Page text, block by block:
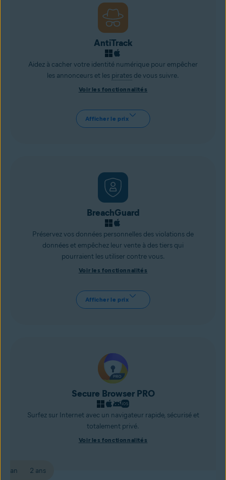
AntiTrack
Aidez à cacher votre identité numérique pour empêcher
les annonceurs et les pirates de vous suivre.
Voir les fonctionnalités
Afficher le prix
BreachGuard
Préservez vos données personnelles des violations de
données et empêchez leur vente à des tiers qui
pourraient les utiliser contre vous.
Voir les fonctionnalités
Afficher le prix
Secure Browser PRO
Surfez sur Internet avec un navigateur rapide, sécurisé et
totalement privé.
Voir les fonctionnalités
1 an 2 ans